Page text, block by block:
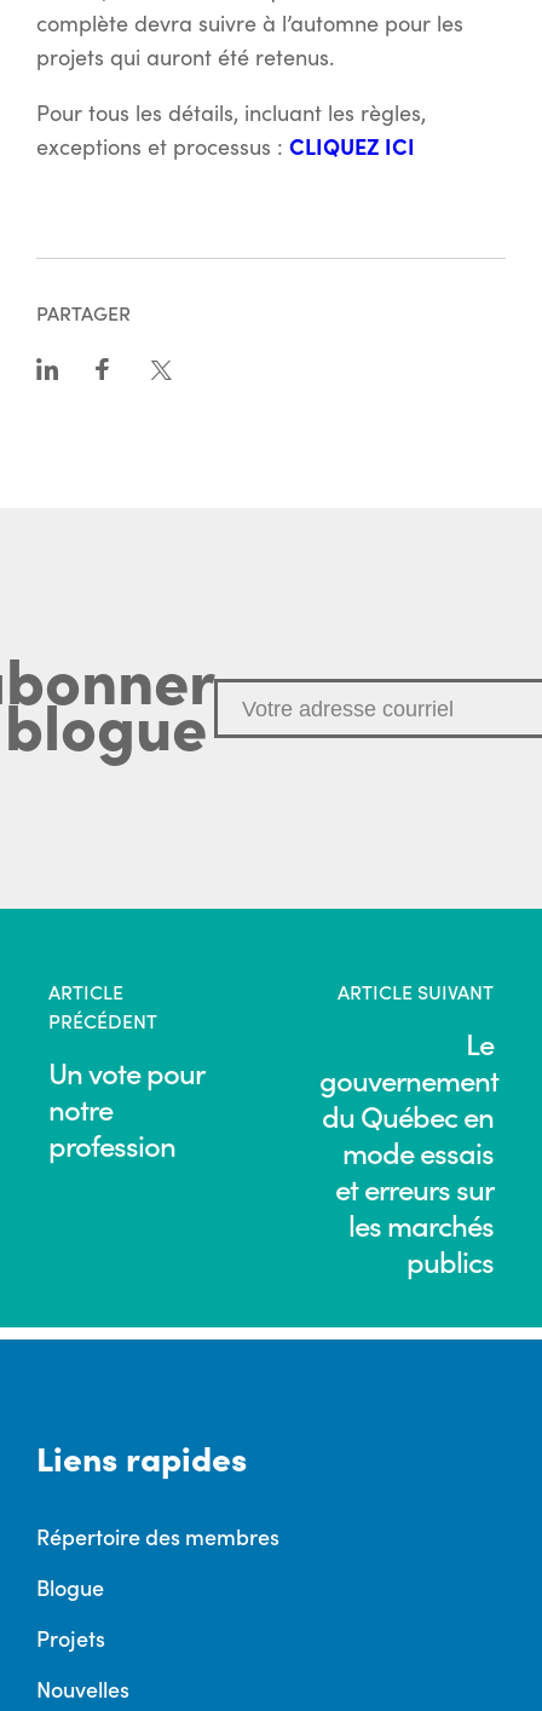
complète devra suivre à l’automne pour les
projets qui auront été retenus.
Pour tous les détails, incluant les règles,
exceptions et processus : CLIQUEZ ICI
PARTAGER
ARTICLE
PRÉCÉDENT
Un vote pour
notre
profession
ARTICLE SUIVANT
Le
gouvernement
du Québec en
mode essais
et erreurs sur
les marchés
publics
Liens rapides
Répertoire des membres
Blogue
Projets
Nouvelles